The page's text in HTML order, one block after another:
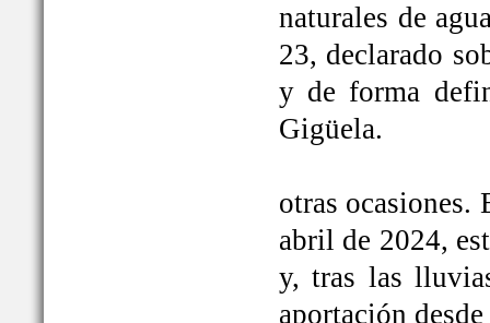
naturales de
23, declarado
y de forma
Gigüela.
otras ocasiones.
abril de 2024,
y, tras las
aportación